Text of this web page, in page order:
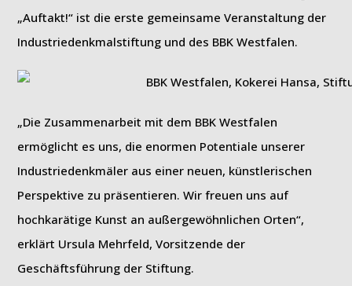
„Auftakt!“ ist die erste gemeinsame Veranstaltung der
Industriedenkmalstiftung und des BBK Westfalen.
„Die Zusammenarbeit mit dem BBK Westfalen
ermöglicht es uns, die enormen Potentiale unserer
Industriedenkmäler aus einer neuen, künstlerischen
Perspektive zu präsentieren. Wir freuen uns auf
hochkarätige Kunst an außergewöhnlichen Orten“,
erklärt Ursula Mehrfeld, Vorsitzende der
Geschäftsführung der Stiftung.